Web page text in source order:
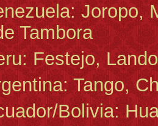
Joropo,
Tambora
Festejo, Lando,
Tango,
Bolivia: